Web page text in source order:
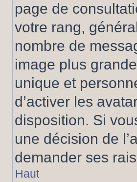
page de
votre rang,
nombre de
image plus
unique et
d’activer les
disposition. Si
une décision de
demander ses
Haut